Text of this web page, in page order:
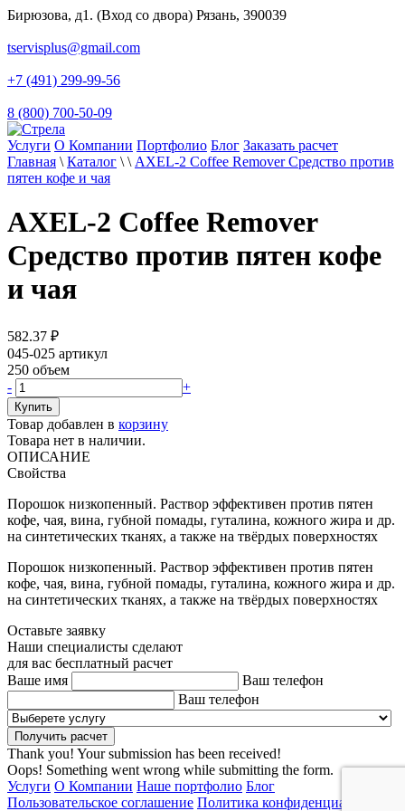
Бирюзова, д1. (Вход со двора) Рязань, 390039
tservisplus@gmail.com
+7 (491) 299-99-56
8 (800) 700-50-09
Услуги О Компании Портфолио Блог Заказать расчет
Главная \ Каталог \ \ AXEL-2 Coffee Remover Средство против
пятен кофе и чая
AXEL-2 Coffee Remover
Средство против пятен кофе
и чая
582.37 ₽
045-025 артикул
250 объем
-
+
Товар добавлен в корзину
Товара нет в наличии.
ОПИСАНИЕ
Свойства
Порошок низкопенный. Раствор эффективен против пятен
кофе, чая, вина, губной помады, гуталина, кожного жира и др.
на синтетических тканях, а также на твёрдых поверхностях
Порошок низкопенный. Раствор эффективен против пятен
кофе, чая, вина, губной помады, гуталина, кожного жира и др.
на синтетических тканях, а также на твёрдых поверхностях
Оставьте заявку
Наши специалисты сделают
для вас бесплатный расчет
Ваше имя
Ваш телефон
Ваш телефон
Thank you! Your submission has been received!
Oops! Something went wrong while submitting the form.
Услуги О Компании Наше портфолио Блог
Пользовательское соглашение Политика конфиденциальности